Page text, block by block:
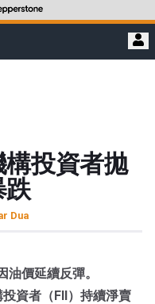
投資者拋
跌
Dua
價延續反彈。
資者（FII）持續淨賣